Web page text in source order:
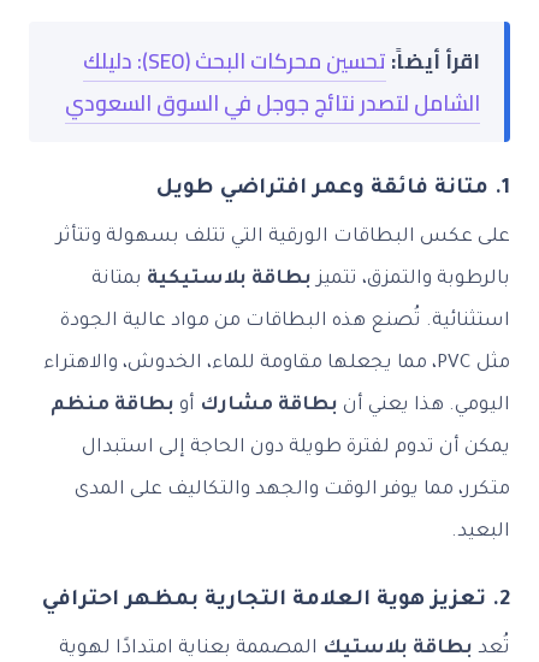
اقرأ أيضاً:
تحسين محركات البحث (SEO): دليلك
الشامل لتصدر نتائج جوجل في السوق السعودي
1. متانة فائقة وعمر افتراضي طويل
على عكس البطاقات الورقية التي تتلف بسهولة وتتأثر
بالرطوبة والتمزق، تتميز بطاقة بلاستيكية بمتانة
استثنائية. تُصنع هذه البطاقات من مواد عالية الجودة
مثل PVC، مما يجعلها مقاومة للماء، الخدوش، والاهتراء
اليومي. هذا يعني أن بطاقة مشارك أو بطاقة منظم
يمكن أن تدوم لفترة طويلة دون الحاجة إلى استبدال
متكرر، مما يوفر الوقت والجهد والتكاليف على المدى
البعيد.
2. تعزيز هوية العلامة التجارية بمظهر احترافي
تُعد بطاقة بلاستيك المصممة بعناية امتدادًا لهوية